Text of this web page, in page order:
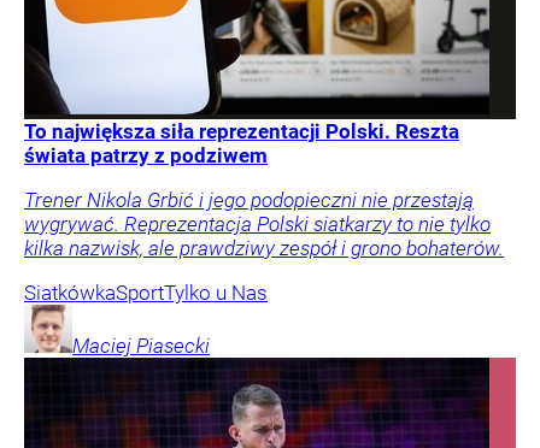
To największa siła reprezentacji Polski. Reszta
świata patrzy z podziwem
Trener Nikola Grbić i jego podopieczni nie przestają
wygrywać. Reprezentacja Polski siatkarzy to nie tylko
kilka nazwisk, ale prawdziwy zespół i grono bohaterów.
SiatkówkaSportTylko u Nas
Maciej Piasecki